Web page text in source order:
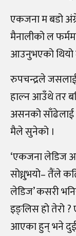
एकजना म बडो
मैनालीको ल
आउनुभएको थियो
रुपचन्द्रले जसलाई
हाल्न आउँथे तर
असनको साँढेलाई
मैले सुनेको ।
‘एकजना लेडिज
सोध्नुभयो– तैंले
लेडिज’ कसरी
इङ्लिस हो तेरो
आएका हुन् भने